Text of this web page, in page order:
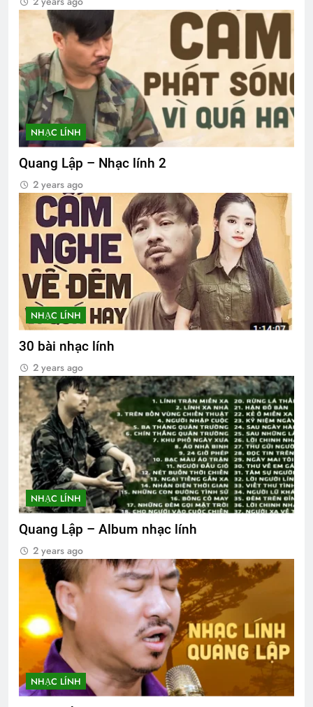
NHẠC LÍNH
Quang Lập – Nhạc lính 2
2 years ago
NHẠC LÍNH
30 bài nhạc lính
2 years ago
NHẠC LÍNH
Quang Lập – Album nhạc lính
2 years ago
NHẠC LÍNH